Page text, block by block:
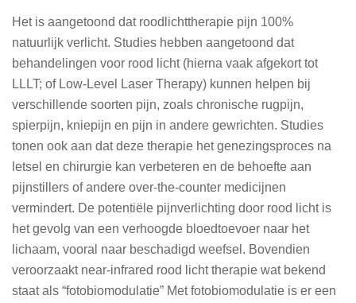
Het is aangetoond dat roodlichttherapie pijn 100%
natuurlijk verlicht. Studies hebben aangetoond dat
behandelingen voor rood licht (hierna vaak afgekort tot
LLLT; of Low-Level Laser Therapy) kunnen helpen bij
verschillende soorten pijn, zoals chronische rugpijn,
spierpijn, kniepijn en pijn in andere gewrichten. Studies
tonen ook aan dat deze therapie het genezingsproces na
letsel en chirurgie kan verbeteren en de behoefte aan
pijnstillers of andere over-the-counter medicijnen
vermindert. De potentiële pijnverlichting door rood licht is
het gevolg van een verhoogde bloedtoevoer naar het
lichaam, vooral naar beschadigd weefsel. Bovendien
veroorzaakt near-infrared rood licht therapie wat bekend
staat als “fotobiomodulatie” Met fotobiomodulatie is er een